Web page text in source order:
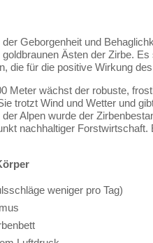
Geborgenheit und
Ästen der Zirbe.
die für die positive Wirkung
Meter wächst der robuste,
trotzt Wind und Wetter und
Alpen wurde der
nachhaltiger
weniger pro Tag)